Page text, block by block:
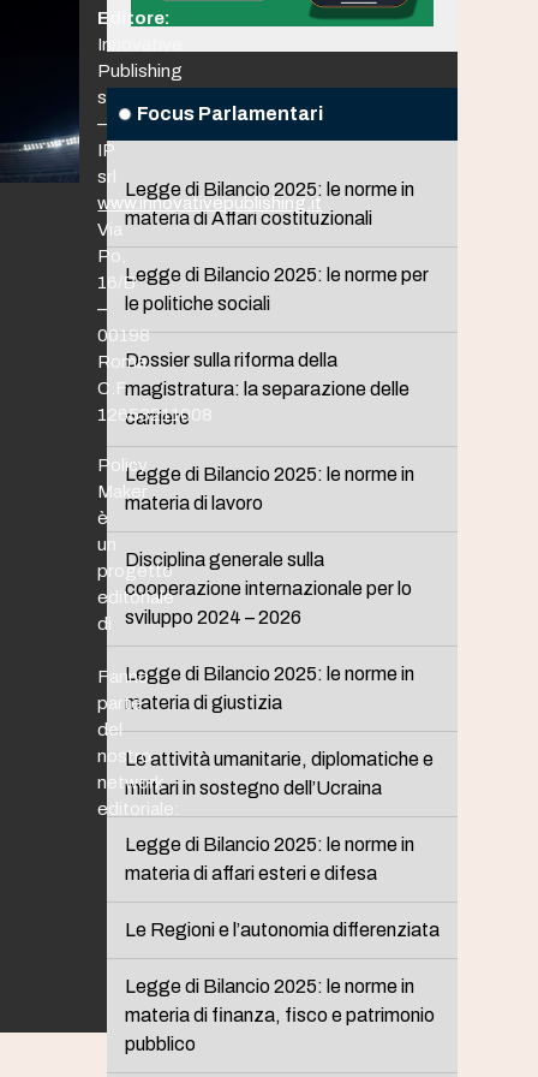
Focus Parlamentari
Legge di Bilancio 2025: le norme in
materia di Affari costituzionali
Legge di Bilancio 2025: le norme per
le politiche sociali
Dossier sulla riforma della
magistratura: la separazione delle
carriere
Legge di Bilancio 2025: le norme in
materia di lavoro
Disciplina generale sulla
cooperazione internazionale per lo
sviluppo 2024 – 2026
Legge di Bilancio 2025: le norme in
materia di giustizia
Le attività umanitarie, diplomatiche e
militari in sostegno dell’Ucraina
Legge di Bilancio 2025: le norme in
materia di affari esteri e difesa
Le Regioni e l’autonomia differenziata
Legge di Bilancio 2025: le norme in
materia di finanza, fisco e patrimonio
pubblico
Editore:
Innovative
Publishing
srl
–
IP
srl
www.innovativepublishing.it
Via
Po,
16/B
–
00198
Roma
C.F.
12653211008
Policy
Maker
è
un
progetto
editoriale
di
Fanno
parte
del
nostro
network
editoriale: